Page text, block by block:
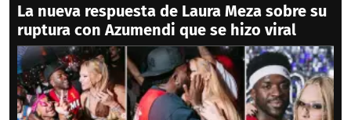
La nueva respuesta de Laura Meza sobre su
ruptura con Azumendi que se hizo viral